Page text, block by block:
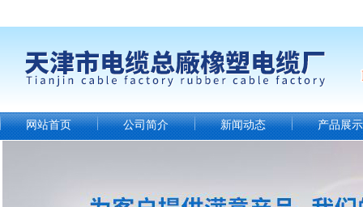
网站首页 公司简介 新闻动态 产品展示